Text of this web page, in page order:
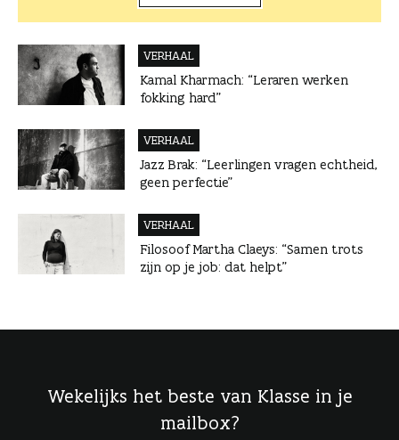
VERHAAL
Kamal Kharmach: “Leraren werken
fokking hard”
VERHAAL
Jazz Brak: “Leerlingen vragen echtheid,
geen perfectie”
VERHAAL
Filosoof Martha Claeys: “Samen trots
zijn op je job: dat helpt”
Wekelijks het beste van Klasse in je
mailbox?